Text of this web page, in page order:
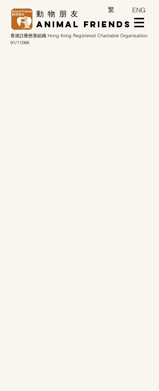
​動 物 朋 友
Animal Friends
繁 ENG
香港註冊慈善組織 Hong Kong Registered Charitable Organisatiion
91/11066